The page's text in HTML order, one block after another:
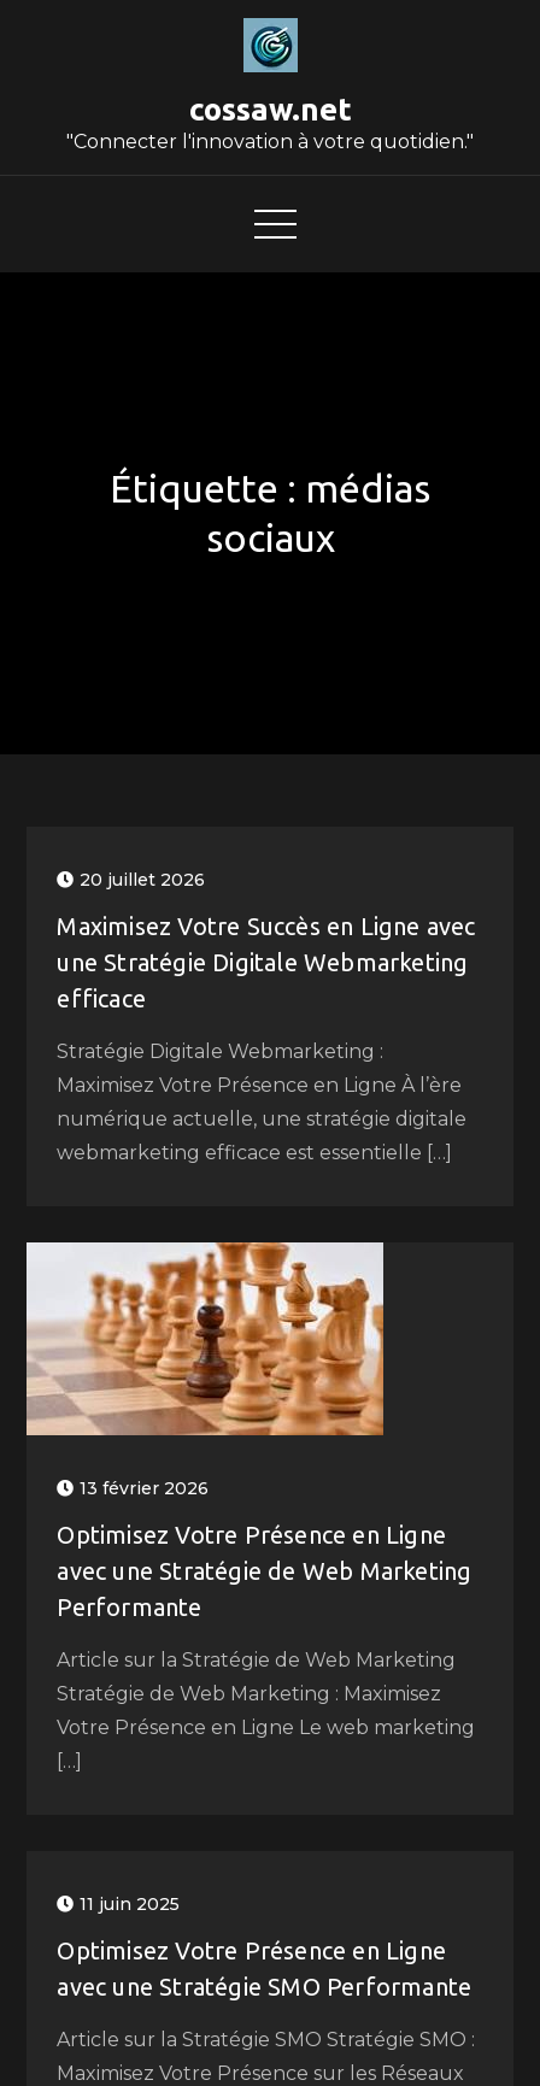
cossaw.net
"Connecter l'innovation à votre quotidien."
Étiquette : médias
sociaux
20 juillet 2026
Maximisez Votre Succès en Ligne avec
une Stratégie Digitale Webmarketing
efficace
Stratégie Digitale Webmarketing :
Maximisez Votre Présence en Ligne À l’ère
numérique actuelle, une stratégie digitale
webmarketing efficace est essentielle […]
13 février 2026
Optimisez Votre Présence en Ligne
avec une Stratégie de Web Marketing
Performante
Article sur la Stratégie de Web Marketing
Stratégie de Web Marketing : Maximisez
Votre Présence en Ligne Le web marketing
[…]
11 juin 2025
Optimisez Votre Présence en Ligne
avec une Stratégie SMO Performante
Article sur la Stratégie SMO Stratégie SMO :
Maximisez Votre Présence sur les Réseaux